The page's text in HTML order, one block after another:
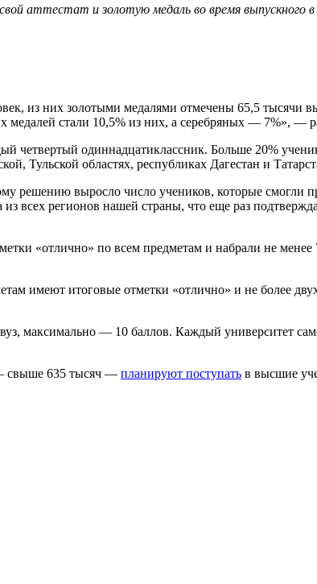
аттестат и золотую медаль во время
из них золотыми медалями отмечены 65,5
медалей стали 10,5% из них, а серебряных — 7%»,
четвертый одиннадцатиклассник. Больше 20%
Тульской областях, республиках Дагестан и
решению выросло число учеников, которые смогли
всех регионов нашей страны, что еще раз
«отлично» по всем предметам и набрали не
имеют итоговые отметки «отлично» и не более
максимально — 10 баллов. Каждый университет
свыше 635 тысяч — планируют поступать в высшие